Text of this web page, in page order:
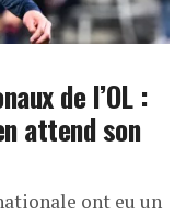
de l’OL :
attend son
ont eu un